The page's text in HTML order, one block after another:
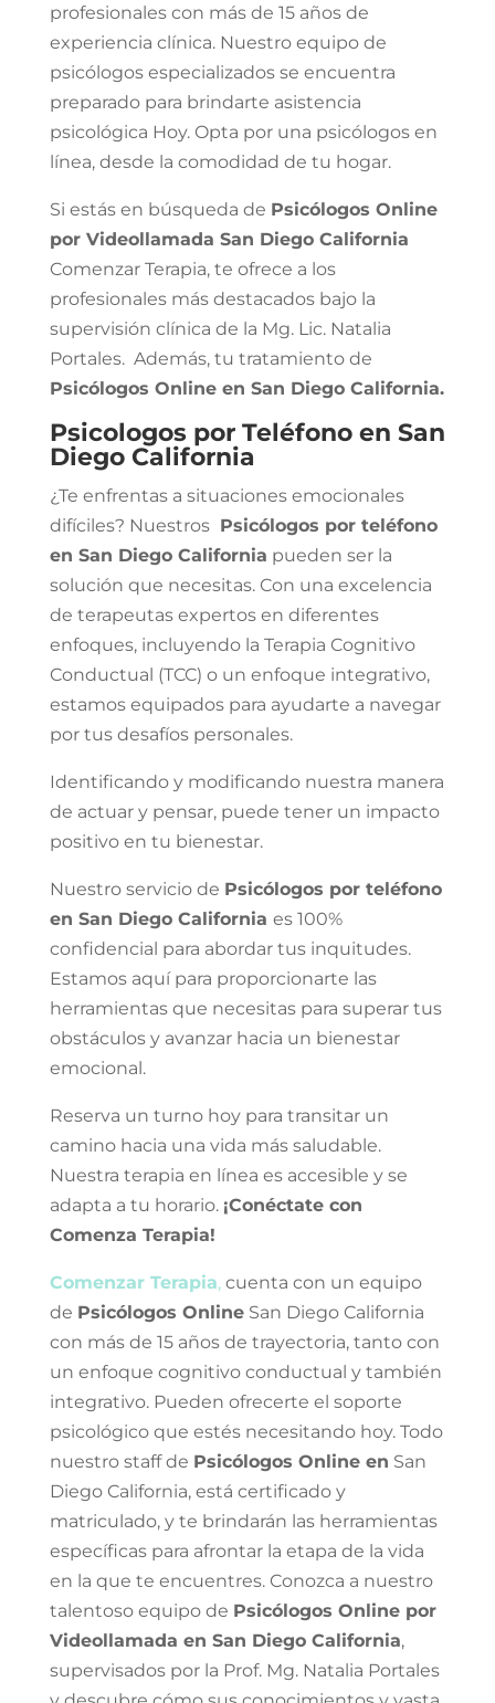
profesionales con más de 15 años de
experiencia clínica. Nuestro equipo de
psicólogos especializados se encuentra
preparado para brindarte asistencia
psicológica Hoy. Opta por una psicólogos en
línea, desde la comodidad de tu hogar.
Si estás en búsqueda de Psicólogos Online
por Videollamada San Diego California
Comenzar Terapia, te ofrece a los
profesionales más destacados bajo la
supervisión clínica de la Mg. Lic. Natalia
Portales. Además, tu tratamiento de
Psicólogos Online en San Diego California.
Psicologos por Teléfono en San
Diego California
¿Te enfrentas a situaciones emocionales
difíciles? Nuestros Psicólogos por teléfono
en San Diego California pueden ser la
solución que necesitas. Con una excelencia
de terapeutas expertos en diferentes
enfoques, incluyendo la Terapia Cognitivo
Conductual (TCC) o un enfoque integrativo,
estamos equipados para ayudarte a navegar
por tus desafíos personales.
Identificando y modificando nuestra manera
de actuar y pensar, puede tener un impacto
positivo en tu bienestar.
Nuestro servicio de Psicólogos por teléfono
en San Diego California es 100%
confidencial para abordar tus inquitudes.
Estamos aquí para proporcionarte las
herramientas que necesitas para superar tus
obstáculos y avanzar hacia un bienestar
emocional.
Reserva un turno hoy para transitar un
camino hacia una vida más saludable.
Nuestra terapia en línea es accesible y se
adapta a tu horario. ¡Conéctate con
Comenza Terapia!
Comenzar Terapia, cuenta con un equipo
de Psicólogos OnlineSan Diego California
con más de 15 años de trayectoria, tanto con
un enfoque cognitivo conductual y también
integrativo. Pueden ofrecerte el soporte
psicológico que estés necesitando hoy. Todo
nuestro staff de Psicólogos Online en San
Diego California, está certificado y
matriculado, y te brindarán las herramientas
específicas para afrontar la etapa de la vida
en la que te encuentres. Conozca a nuestro
talentoso equipo de Psicólogos Online por
Videollamada en San Diego California,
supervisados por la Prof. Mg. Natalia Portales